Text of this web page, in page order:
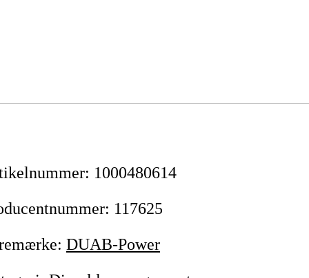
: 1000480614
: 117625
: DUAB-Power